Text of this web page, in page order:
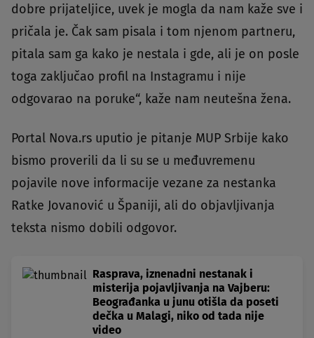
dobre prijateljice, uvek je mogla da nam kaže sve i
pričala je. Čak sam pisala i tom njenom partneru,
pitala sam ga kako je nestala i gde, ali je on posle
toga zaključao profil na Instagramu i nije
odgovarao na poruke“, kaže nam neutešna žena.
Portal Nova.rs uputio je pitanje MUP Srbije kako
bismo proverili da li su se u međuvremenu
pojavile nove informacije vezane za nestanka
Ratke Jovanović u Španiji, ali do objavljivanja
teksta nismo dobili odgovor.
Rasprava, iznenadni nestanak i
misterija pojavljivanja na Vajberu:
Beograđanka u junu otišla da poseti
dečka u Malagi, niko od tada nije
video